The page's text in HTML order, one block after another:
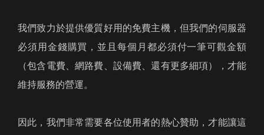
我們致力於提供優質好用的免費主機，但我們的伺服器
必須用金錢購買，並且每個月都必須付一筆可觀金額
（包含電費、網路費、設備費、還有更多細項），才能
維持服務的營運。
因此，我們非常需要各位使用者的熱心贊助，才能讓這